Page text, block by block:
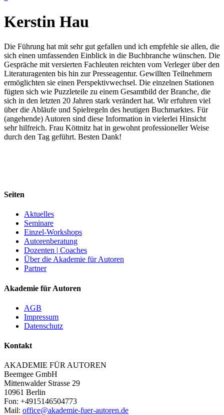
Kerstin Hau
Die Führung hat mit sehr gut gefallen und ich empfehle sie allen, die
sich einen umfassenden Einblick in die Buchbranche wünschen. Die
Gespräche mit versierten Fachleuten reichten vom Verleger über den
Literaturagenten bis hin zur Presseagentur. Gewillten Teilnehmern
ermöglichten sie einen Perspektivwechsel. Die einzelnen Stationen
fügten sich wie Puzzleteile zu einem Gesamtbild der Branche, die
sich in den letzten 20 Jahren stark verändert hat. Wir erfuhren viel
über die Abläufe und Spielregeln des heutigen Buchmarktes. Für
(angehende) Autoren sind diese Information in vielerlei Hinsicht
sehr hilfreich. Frau Köttnitz hat in gewohnt professioneller Weise
durch den Tag geführt. Besten Dank!
Seiten
Aktuelles
Seminare
Einzel-Workshops
Autorenberatung
Dozenten | Coaches
Über die Akademie für Autoren
Partner
Akademie für Autoren
AGB
Impressum
Datenschutz
Kontakt
AKADEMIE FÜR AUTOREN
Beemgee GmbH
Mittenwalder Strasse 29
10961 Berlin
Fon: +4915146504773
Mail: office@akademie-fuer-autoren.de